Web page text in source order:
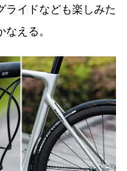
ライドなども楽しみた
える。